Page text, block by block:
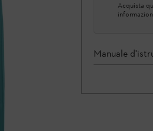
Acquista
Manuale